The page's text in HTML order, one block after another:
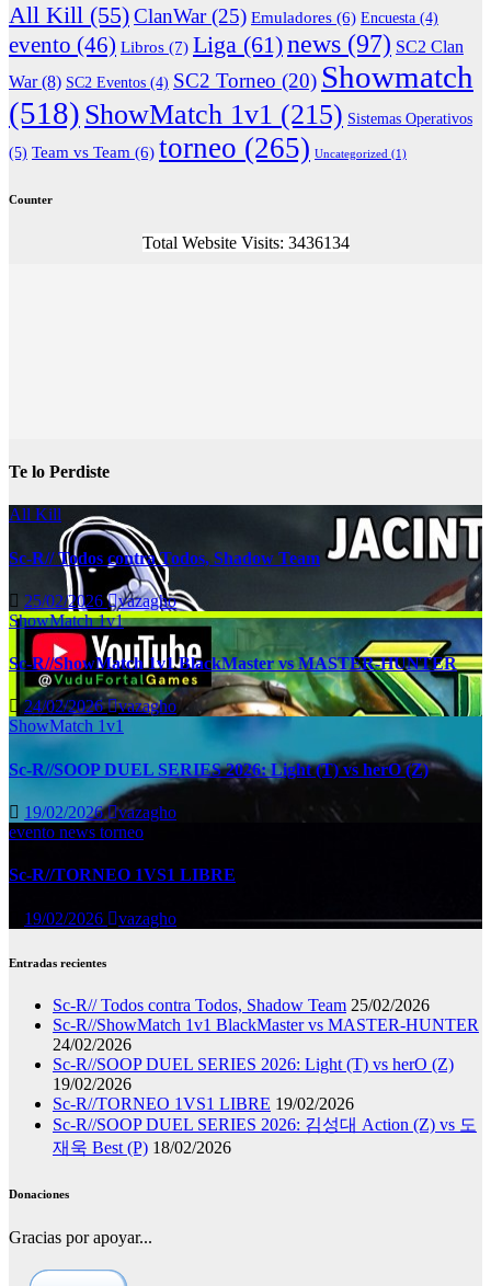
All Kill (55)ClanWar(25) Emuladores (6) Encuesta (4)
evento (46) Libros (7) Liga (61)news (97) SC2 Clan
War(8) SC2 Eventos (4) SC2 Torneo (20) Showmatch
(518) ShowMatch 1v1 (215) Sistemas Operativos
(5) Team vs Team (6) torneo (265) Uncategorized (1)
Counter
Total Website Visits: 3436134
Te lo Perdiste
All Kill
Sc-R// Todos contra Todos, Shadow Team
25/02/2026 vazagho
ShowMatch 1v1
Sc-R//ShowMatch 1v1 BlackMaster vs MASTER-HUNTER
24/02/2026 vazagho
ShowMatch 1v1
Sc-R//SOOP DUEL SERIES 2026: Light (T) vs herO (Z)
19/02/2026 vazagho
evento news torneo
Sc-R//TORNEO 1VS1 LIBRE
19/02/2026 vazagho
Entradas recientes
Sc-R// Todos contra Todos, Shadow Team 25/02/2026
Sc-R//ShowMatch 1v1 BlackMaster vs MASTER-HUNTER
24/02/2026
Sc-R//SOOP DUEL SERIES 2026: Light (T) vs herO (Z)
19/02/2026
Sc-R//TORNEO 1VS1 LIBRE 19/02/2026
Sc-R//SOOP DUEL SERIES 2026: 김성대 Action (Z) vs 도
재욱 Best (P) 18/02/2026
Donaciones
Gracias por apoyar...